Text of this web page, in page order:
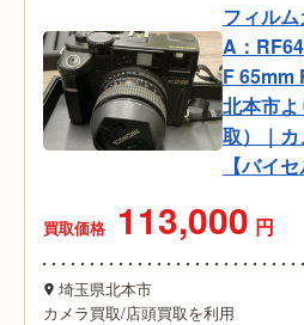
フィル
A：
F 65mm
北本市
取）｜
【バイセ
買取価格 113,000 円
埼玉県北本市
カメラ買取/店頭買取を利用